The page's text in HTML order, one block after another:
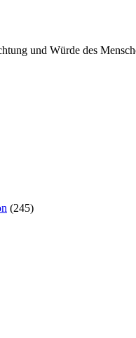
und Würde des
(245)